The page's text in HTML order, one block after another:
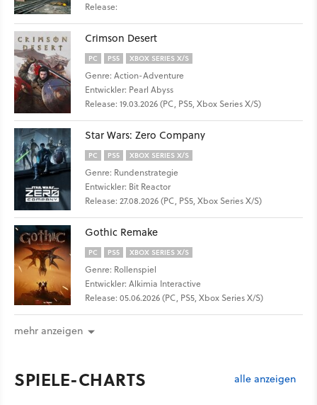
Release:
Crimson Desert
PC PS5 XBOX SERIES X/S
Genre: Action-Adventure
Entwickler: Pearl Abyss
Release: 19.03.2026 (PC, PS5, Xbox Series X/S)
Star Wars: Zero Company
PC PS5 XBOX SERIES X/S
Genre: Rundenstrategie
Entwickler: Bit Reactor
Release: 27.08.2026 (PC, PS5, Xbox Series X/S)
Gothic Remake
PC PS5 XBOX SERIES X/S
Genre: Rollenspiel
Entwickler: Alkimia Interactive
Release: 05.06.2026 (PC, PS5, Xbox Series X/S)
mehr anzeigen
SPIELE-CHARTS alle anzeigen